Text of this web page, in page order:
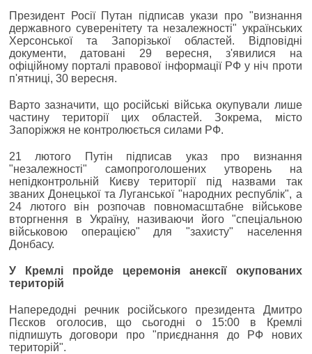
Президент Росії Путан підписав укази про "визнання
державного суверенітету та незалежності" українських
Херсонської та Запорізької областей. Відповідні
документи, датовані 29 вересня, з'явилися на
офіційному порталі правової інформації РФ у ніч проти
п'ятниці, 30 вересня.
Варто зазначити, що російські війська окупували лише
частину території цих областей. Зокрема, місто
Запоріжжя не контролюється силами РФ.
21 лютого Путін підписав указ про визнання
"незалежності" самопроголошених утворень на
непідконтрольній Києву території під назвами так
званих Донецької та Луганської "народних республік", а
24 лютого він розпочав повномасштабне військове
вторгнення в Україну, називаючи його "спеціальною
військовою операцією" для "захисту" населення
Донбасу.
У Кремлі пройде церемонія анексії окупованих
територій
Напередодні речник російського президента Дмитро
Пєсков оголосив, що сьогодні о 15:00 в Кремлі
підпишуть договори про "приєднання до РФ нових
територій".